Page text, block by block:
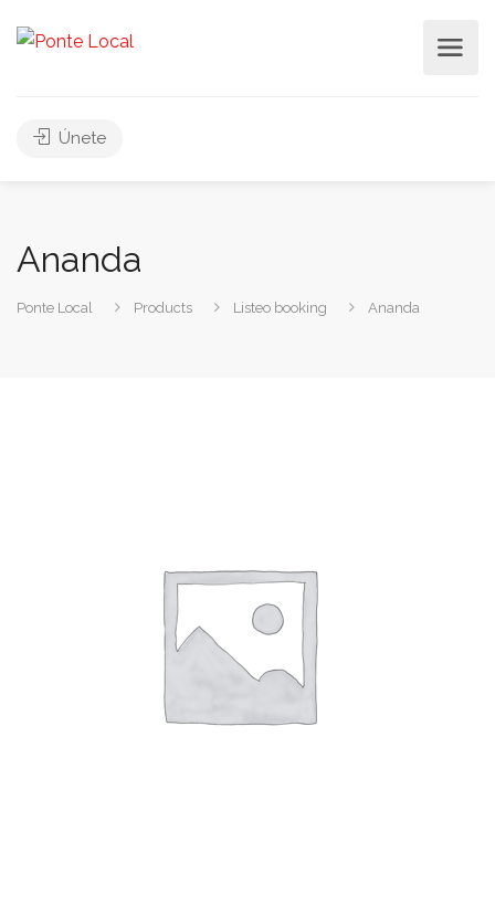
Únete
Ananda
Ponte Local Products Listeo booking Ananda